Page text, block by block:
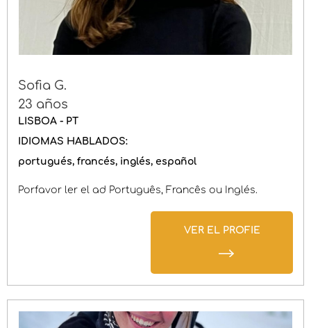
Sofia G.
23 años
LISBOA - PT
IDIOMAS HABLADOS:
portugués francés inglés español
Porfavor ler el ad Português, Francês ou Inglés.